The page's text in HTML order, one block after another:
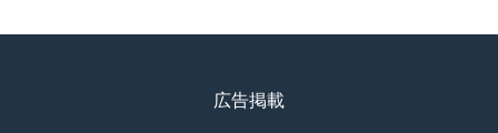
広告掲載